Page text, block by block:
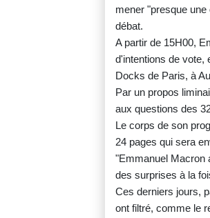
mener "presque
débat.
A partir de 15H00,
d'intentions de vote,
Docks de Paris, à
Par un propos
aux questions des
Le corps de son
24 pages qui sera
"Emmanuel Macron
des surprises à la
Ces derniers jours,
ont filtré, comme le